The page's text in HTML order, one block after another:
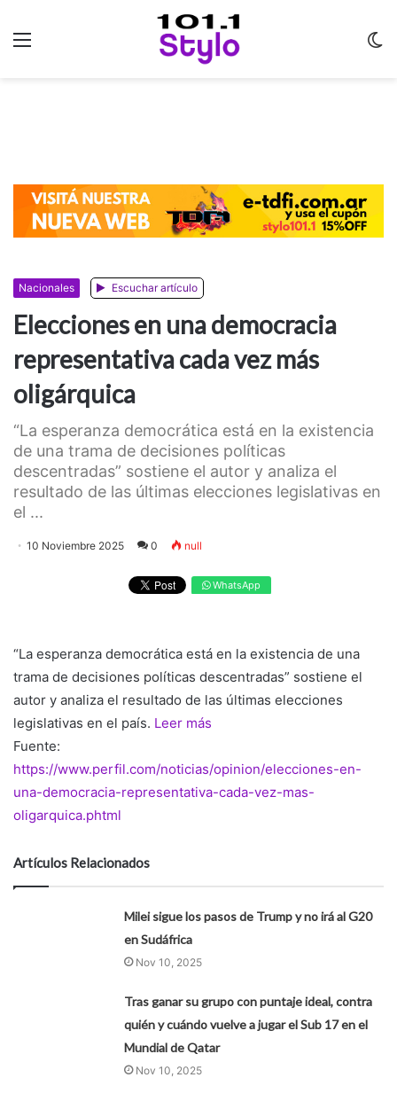
Nacionales Escuchar artículo
Elecciones en una democracia
representativa cada vez más
oligárquica
“La esperanza democrática está en la existencia
de una trama de decisiones políticas
descentradas” sostiene el autor y analiza el
resultado de las últimas elecciones legislativas en
el ...
10 Noviembre 2025 0 null
WhatsApp
“La esperanza democrática está en la existencia de una
trama de decisiones políticas descentradas” sostiene el
autor y analiza el resultado de las últimas elecciones
legislativas en el país. Leer más
Fuente:
https://www.perfil.com/noticias/opinion/elecciones-en-
una-democracia-representativa-cada-vez-mas-
oligarquica.phtml
Artículos Relacionados
Milei sigue los pasos de Trump y no irá al G20
en Sudáfrica
Nov 10, 2025
Tras ganar su grupo con puntaje ideal, contra
quién y cuándo vuelve a jugar el Sub 17 en el
Mundial de Qatar
Nov 10, 2025